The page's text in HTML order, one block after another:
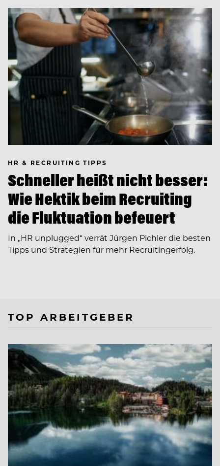
HR & RECRUITING TIPPS
Schneller heißt nicht besser:
Wie Hektik beim Recruiting
die Fluktuation befeuert
In ­„HR unplugged“ verrät Jürgen Pichler die besten
Tipps und Strategien für mehr Recruitingerfolg.
TOP ARBEITGEBER